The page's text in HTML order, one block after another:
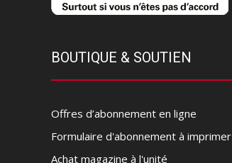
BOUTIQUE & SOUTIEN
Offres d’abonnement en ligne
Formulaire d'abonnement à imprimer
Achat magazine à l'unité